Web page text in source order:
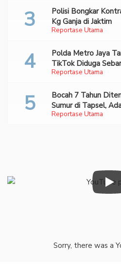
Reportase Utama
Polisi Bongkar
Kg Ganja di Jaktim
Reportase Utama
Polda Metro Jaya
TikTok Diduga
Turunkan Prabowo-
Reportase Utama
Bocah 7 Tahun
Sumur di Tapsel,
Sorry, there was a